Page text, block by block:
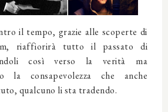
il tempo, grazie alle scoperte di
riaffiorirà tutto il passato di
così verso la verità ma
la consapevolezza che anche
qualcuno li sta tradendo.